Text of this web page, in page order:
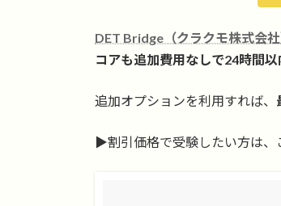
DET Bridge（クラクモ株式会社
コアも追加費用なしで24時間
追加オプションを利用すれば、
▶︎割引価格で受験したい方は、